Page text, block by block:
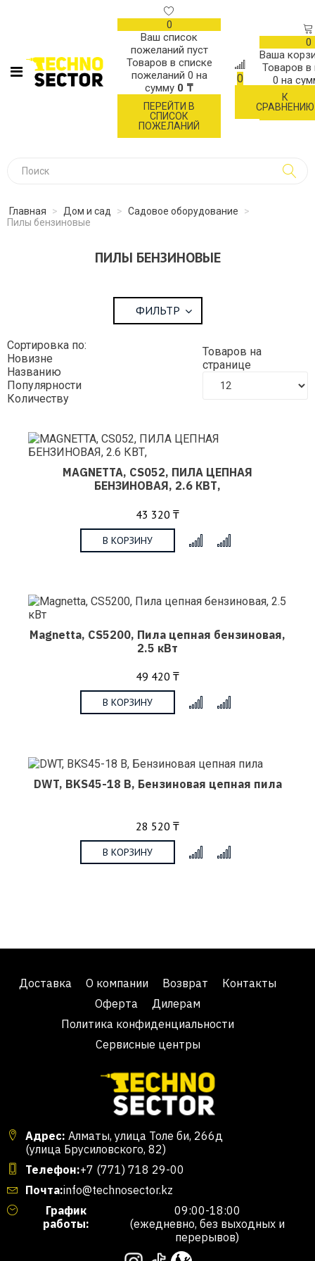
0
Ваш список
пожеланий пуст
Товаров в списке
пожеланий 0 на
сумму 0 ₸
ПЕРЕЙТИ В
СПИСОК
ПОЖЕЛАНИЙ
0
К
СРАВНЕНИЮ
0
Ваша
Товаров в
0 на
Главная > Дом и сад > Садовое оборудование
>
Пилы бензиновые
ПИЛЫ БЕНЗИНОВЫЕ
ФИЛЬТР
Сортировка по:
Новизне
Названию
Популярности
Количеству
Товаров на
странице
MAGNETTA, CS052, ПИЛА ЦЕПНАЯ
БЕНЗИНОВАЯ, 2.6 КВТ,
43 320 ₸
В КОРЗИНУ
Magnetta, CS5200, Пила цепная бензиновая,
2.5 кВт
49 420 ₸
В КОРЗИНУ
DWT, BKS45-18 B, Бензиновая цепная пила
28 520 ₸
В КОРЗИНУ
Доставка О компании Возврат
Контакты
Оферта
Дилерам
Политика конфиденциальности
Сервисные центры
Адрес: Алматы, улица Толе би, 266д
(улица Брусиловского, 82)
Телефон:+7 (771) 718 29-00
Почта:info@technosector.kz
График
работы:
09:00-18:00
(ежедневно, без выходных и
перерывов)